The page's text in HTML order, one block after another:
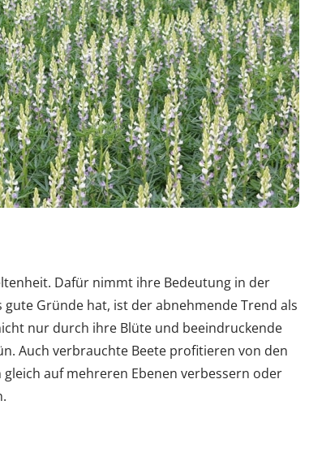
Dafür nimmt ihre Bedeutung in der
Gründe hat, ist der abnehmende Trend als
nur durch ihre Blüte und beeindruckende
Auch verbrauchte Beete profitieren von den
auf mehreren Ebenen verbessern oder